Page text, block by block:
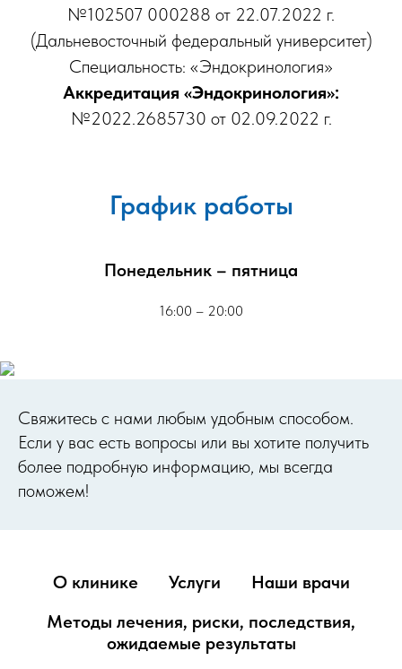
№102507 000288 от 22.07.2022 г.
(Дальневосточный федеральный университет)
Специальность: «Эндокринология»
Аккредитация «Эндокринология»:
№2022.2685730 от 02.09.2022 г.
График работы
Понедельник – пятница
16:00 – 20:00
Cвяжитесь с нами любым удобным способом.
Если у вас есть вопросы или вы хотите получить
более подробную информацию, мы всегда
поможем!
О клинике Услуги
Наши врачи
Методы лечения, риски, последствия,
ожидаемые результаты